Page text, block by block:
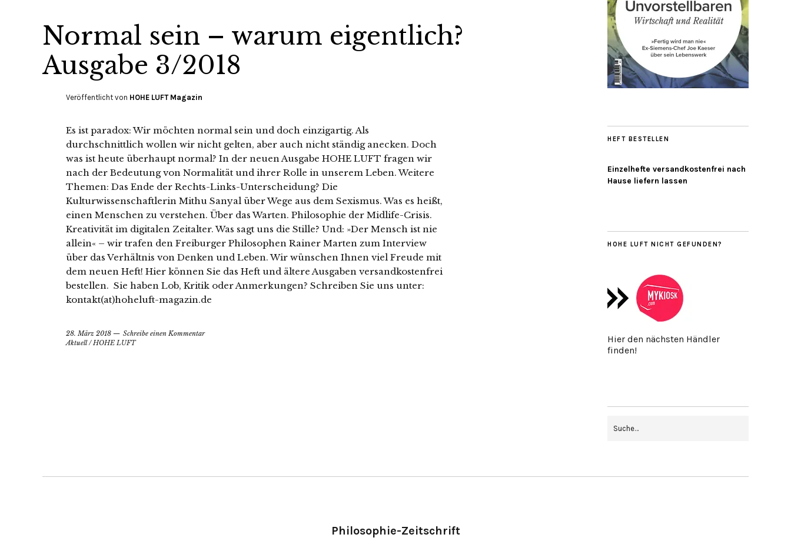
Normal sein – warum eigentlich?
Ausgabe 3/2018
Veröffentlicht von HOHE LUFT Magazin
Es ist paradox: Wir möchten normal sein und doch einzigartig. Als
durchschnittlich wollen wir nicht gelten, aber auch nicht ständig anecken. Doch
was ist heute überhaupt normal? In der neuen Ausgabe HOHE LUFT fragen wir
nach der Bedeutung von Normalität und ihrer Rolle in unserem Leben. Weitere
Themen: Das Ende der Rechts-Links-Unterscheidung? Die
Kulturwissenschaftlerin Mithu Sanyal über Wege aus dem Sexismus. Was es heißt,
einen Menschen zu verstehen. Über das Warten. Philosophie der Midlife-Crisis.
Kreativität im digitalen Zeitalter. Was sagt uns die Stille? Und: »Der Mensch ist nie
allein« – wir trafen den Freiburger Philosophen Rainer Marten zum Interview
über das Verhältnis von Denken und Leben. Wir wünschen Ihnen viel Freude mit
dem neuen Heft! Hier können Sie das Heft und ältere Ausgaben versandkostenfrei
bestellen. Sie haben Lob, Kritik oder Anmerkungen? Schreiben Sie uns unter:
kontakt(at)hoheluft-magazin.de
28. März 2018
Schreibe einen Kommentar
Aktuell/HOHE LUFT
HEFT BESTELLEN
Einzelhefte versandkostenfrei nach
Hause liefern lassen
HOHE LUFT NICHT GEFUNDEN?
Hier den nächsten Händler
finden!
Philosophie-Zeitschrift